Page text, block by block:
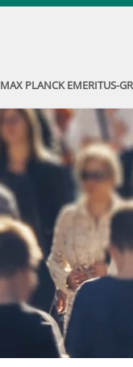
MAX PLANCK EMERITUS-